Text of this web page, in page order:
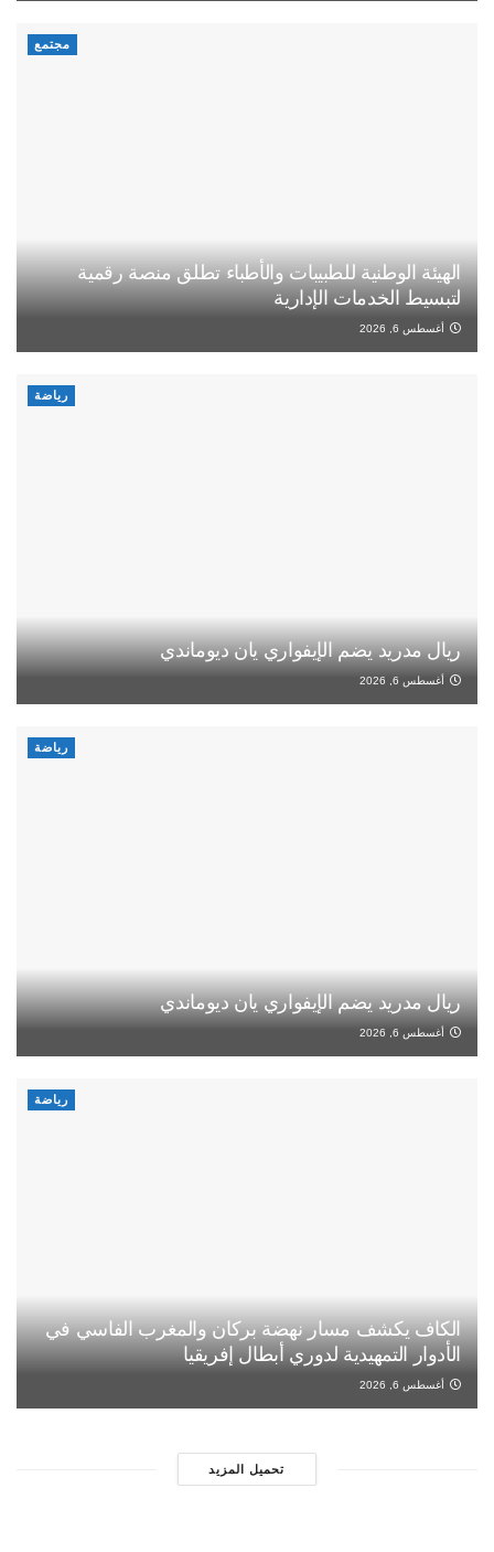
مجتمع
الهيئة الوطنية للطبيبات والأطباء تطلق منصة رقمية
لتبسيط الخدمات الإدارية
أغسطس 6, 2026
رياضة
ريال مدريد يضم الإيفواري يان ديوماندي
أغسطس 6, 2026
رياضة
ريال مدريد يضم الإيفواري يان ديوماندي
أغسطس 6, 2026
رياضة
الكاف يكشف مسار نهضة بركان والمغرب الفاسي في
الأدوار التمهيدية لدوري أبطال إفريقيا
أغسطس 6, 2026
تحميل المزيد